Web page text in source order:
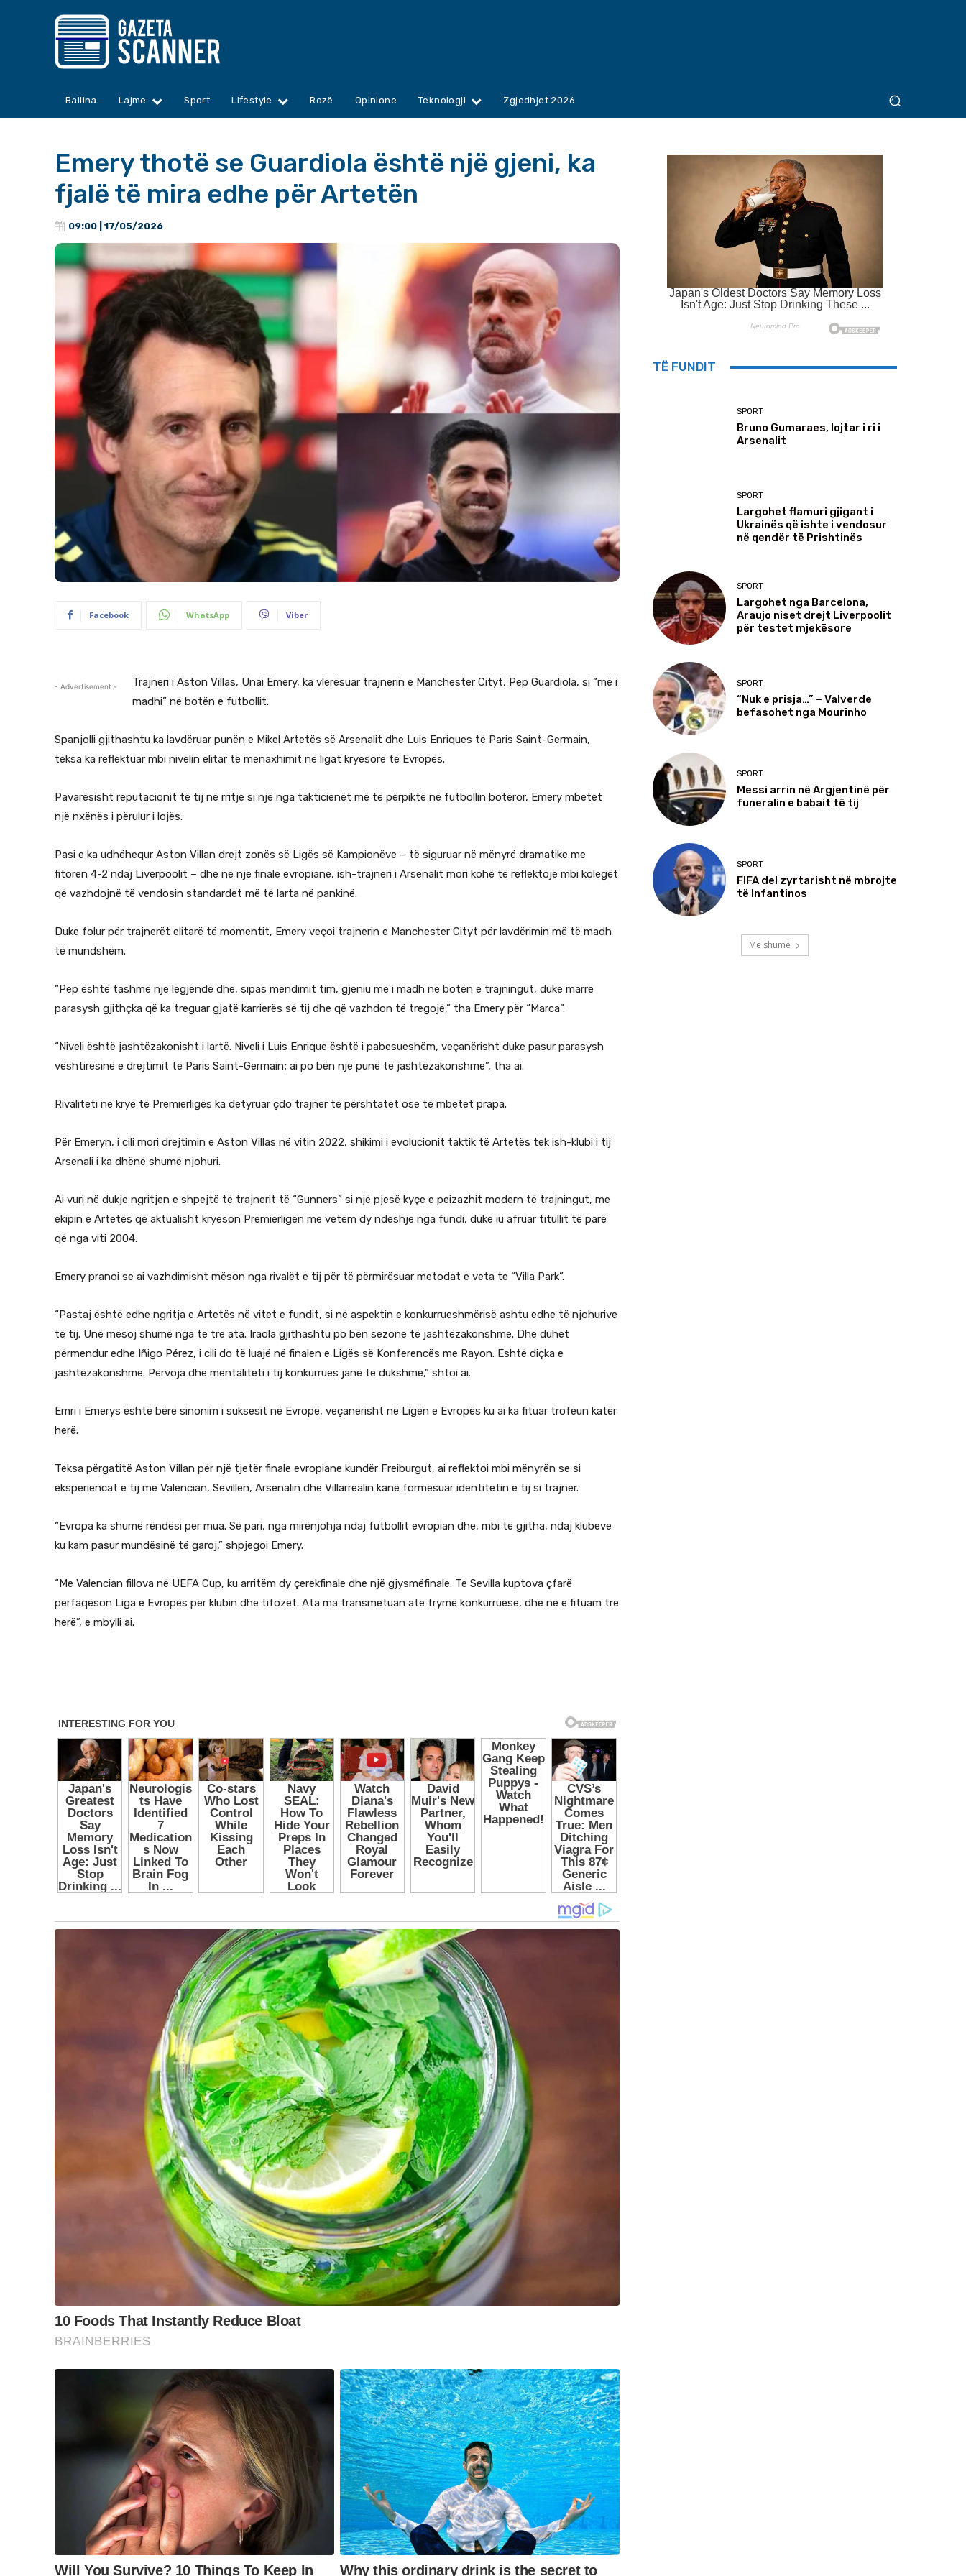
Ballina Lajme Sport Lifestyle Rozë Opinione Teknologji Zgjedhjet 2026
Emery thotë se Guardiola është një gjeni, ka
fjalë të mira edhe për Artetën
09:00 | 17/05/2026
Facebook WhatsApp Viber
- Advertisement -
Trajneri i Aston Villas, Unai Emery, ka vlerësuar trajnerin e Manchester Cityt, Pep Guardiola, si “më i
madhi” në botën e futbollit.
Spanjolli gjithashtu ka lavdëruar punën e Mikel Artetës së Arsenalit dhe Luis Enriques të Paris Saint-Germain,
teksa ka reflektuar mbi nivelin elitar të menaxhimit në ligat kryesore të Evropës.
Pavarësisht reputacionit të tij në rritje si një nga takticienët më të përpiktë në futbollin botëror, Emery mbetet
një nxënës i përulur i lojës.
Pasi e ka udhëhequr Aston Villan drejt zonës së Ligës së Kampionëve – të siguruar në mënyrë dramatike me
fitoren 4-2 ndaj Liverpoolit – dhe në një finale evropiane, ish-trajneri i Arsenalit mori kohë të reflektojë mbi kolegët
që vazhdojnë të vendosin standardet më të larta në pankinë.
Duke folur për trajnerët elitarë të momentit, Emery veçoi trajnerin e Manchester Cityt për lavdërimin më të madh
të mundshëm.
“Pep është tashmë një legjendë dhe, sipas mendimit tim, gjeniu më i madh në botën e trajningut, duke marrë
parasysh gjithçka që ka treguar gjatë karrierës së tij dhe që vazhdon të tregojë,” tha Emery për “Marca”.
“Niveli është jashtëzakonisht i lartë. Niveli i Luis Enrique është i pabesueshëm, veçanërisht duke pasur parasysh
vështirësinë e drejtimit të Paris Saint-Germain; ai po bën një punë të jashtëzakonshme”, tha ai.
Rivaliteti në krye të Premierligës ka detyruar çdo trajner të përshtatet ose të mbetet prapa.
Për Emeryn, i cili mori drejtimin e Aston Villas në vitin 2022, shikimi i evolucionit taktik të Artetës tek ish-klubi i tij
Arsenali i ka dhënë shumë njohuri.
Ai vuri në dukje ngritjen e shpejtë të trajnerit të “Gunners” si një pjesë kyçe e peizazhit modern të trajningut, me
ekipin e Artetës që aktualisht kryeson Premierligën me vetëm dy ndeshje nga fundi, duke iu afruar titullit të parë
që nga viti 2004.
Emery pranoi se ai vazhdimisht mëson nga rivalët e tij për të përmirësuar metodat e veta te “Villa Park”.
“Pastaj është edhe ngritja e Artetës në vitet e fundit, si në aspektin e konkurrueshmërisë ashtu edhe të njohurive
të tij. Unë mësoj shumë nga të tre ata. Iraola gjithashtu po bën sezone të jashtëzakonshme. Dhe duhet
përmendur edhe Iñigo Pérez, i cili do të luajë në finalen e Ligës së Konferencës me Rayon. Është diçka e
jashtëzakonshme. Përvoja dhe mentaliteti i tij konkurrues janë të dukshme,” shtoi ai.
Emri i Emerys është bërë sinonim i suksesit në Evropë, veçanërisht në Ligën e Evropës ku ai ka fituar trofeun katër
herë.
Teksa përgatitë Aston Villan për një tjetër finale evropiane kundër Freiburgut, ai reflektoi mbi mënyrën se si
eksperiencat e tij me Valencian, Sevillën, Arsenalin dhe Villarrealin kanë formësuar identitetin e tij si trajner.
“Evropa ka shumë rëndësi për mua. Së pari, nga mirënjohja ndaj futbollit evropian dhe, mbi të gjitha, ndaj klubeve
ku kam pasur mundësinë të garoj,” shpjegoi Emery.
“Me Valencian fillova në UEFA Cup, ku arritëm dy çerekfinale dhe një gjysmëfinale. Te Sevilla kuptova çfarë
përfaqëson Liga e Evropës për klubin dhe tifozët. Ata ma transmetuan atë frymë konkurruese, dhe ne e fituam tre
herë”, e mbylli ai.
TË FUNDIT
SPORT
Bruno Gumaraes, lojtar i ri i
Arsenalit
SPORT
Largohet flamuri gjigant i
Ukrainës që ishte i vendosur
në qendër të Prishtinës
SPORT
Largohet nga Barcelona,
Araujo niset drejt Liverpoolit
për testet mjekësore
SPORT
“Nuk e prisja…” – Valverde
befasohet nga Mourinho
SPORT
Messi arrin në Argjentinë për
funeralin e babait të tij
SPORT
FIFA del zyrtarisht në mbrojte
të Infantinos
Më shumë